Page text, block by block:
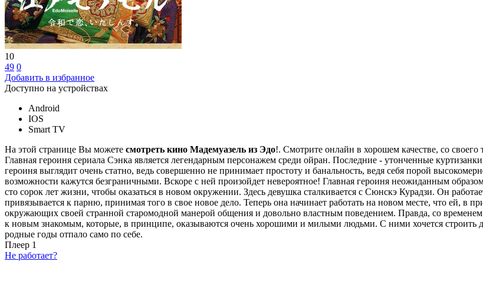
10
49 0
Добавить в избранное
Доступно на устройствах
Android
IOS
Smart TV
На этой странице Вы можете смотреть кино Мадемуазель из Эдо!. Смотрите онлайн в хорошем качестве, со
Главная героиня сериала Сэнка является легендарным персонажем среди ойран. Последние - утонченные
героиня выглядит очень статно, ведь совершенно не принимает простоту и банальность, ведя себя порой
возможности кажутся безграничными. Вскоре с ней произойдет невероятное! Главная героиня неожиданным
сто сорок лет жизни, чтобы оказаться в новом окружении. Здесь девушка сталкивается с Сюнскэ Курадзи. Он
привязывается к парню, принимая того в свое новое дело. Теперь она начинает работать на новом месте, что ей, в
окружающих своей странной старомодной манерой общения и довольно властным поведением. Правда, со временем
к новым знакомым, которые, в принципе, оказываются очень хорошими и милыми людьми. С ними хочется строить
родные годы отпало само по себе.
Плеер 1
Не работает?